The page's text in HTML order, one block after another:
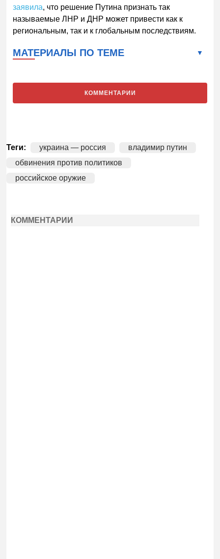
заявила, что решение Путина признать так
называемые ЛНР и ДНР может привести как к
региональным, так и к глобальным последствиям.
МАТЕРИАЛЫ ПО ТЕМЕ
КОММЕНТАРИИ
Теги: украина — россия
владимир путин
обвинения против политиков
российское оружие
КОММЕНТАРИИ